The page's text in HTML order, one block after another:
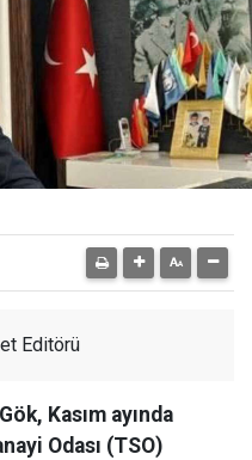
Editörü
Kasım ayında
Odası (TSO)